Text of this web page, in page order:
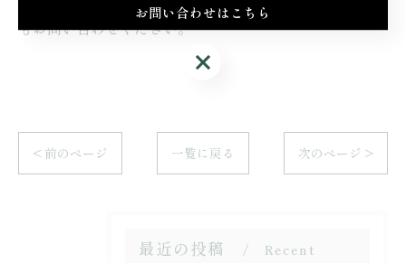
もお問い合わせください。
< 前のページ 一覧に戻る 次のページ >
最近の投稿
Recent
お問い合わせはこちら
お問い合わせはこちら